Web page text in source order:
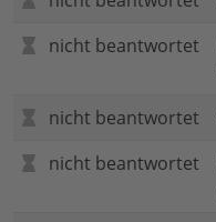
nicht beantwortet
nicht beantwortet
nicht beantwortet